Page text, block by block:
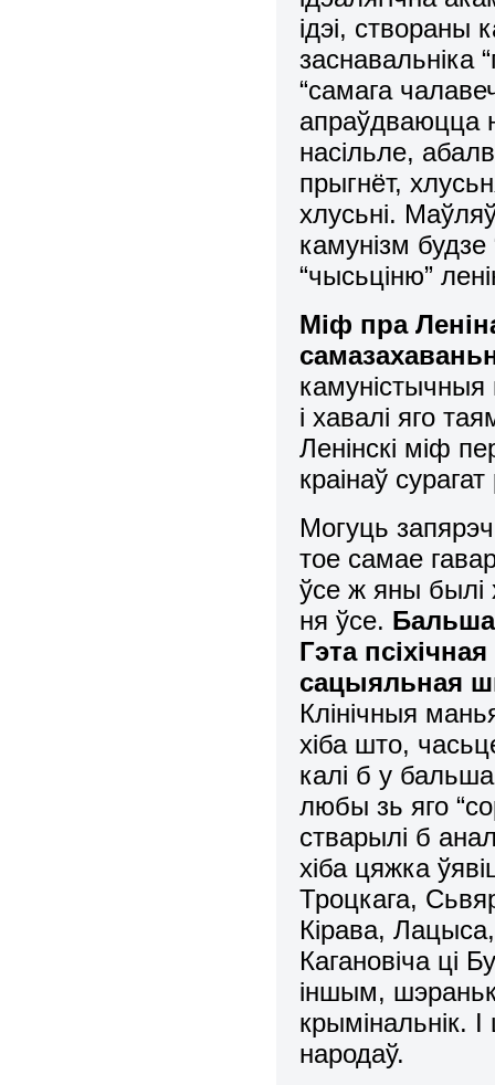
ідэі, створаны
заснавальніка
“самага
апраўдваюцца
насільле,
прыгнёт,
хлусьні.
камунізм
“чысьціню”
Міф пра
і хавалі яго
Ленінскі міф
краінаў
Могуць
тое самае
ўсе ж яны былі
ня ўсе.
Гэта
сацыяльная
Клінічныя
хіба што,
калі б у
любы зь яго
стварылі б
хіба цяжка
Троцкага,
Кірава,
Кагановіча ці
іншым,
крымінальнік.
народаў.